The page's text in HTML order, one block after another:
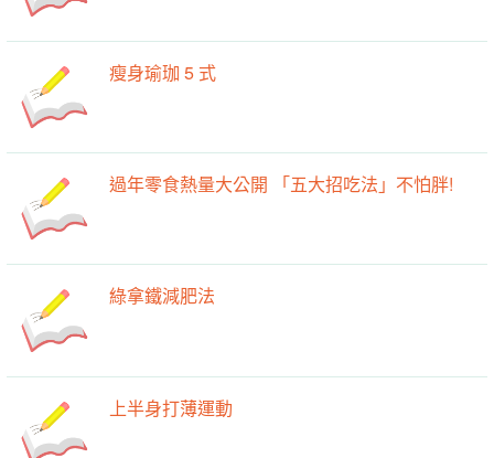
瘦身瑜珈 5 式
過年零食熱量大公開 「五大招吃法」不怕胖!
綠拿鐵減肥法
上半身打薄運動